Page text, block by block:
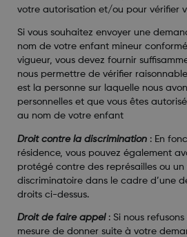
votre autorisation et/ou pour vérifier
Si vous souhaitez envoyer une
nom de votre enfant mineur
vigueur, vous devez fournir
nous permettre de vérifier
est la personne sur laquelle nous
personnelles et que vous êtes
au nom de votre enfant
Droit contre la discrimination: En
résidence, vous pouvez également
protégé contre des représailles ou
discriminatoire dans le cadre d’une
droits ci-dessus.
Droit de faire appel: Si nous
mesure de donner suite à votre